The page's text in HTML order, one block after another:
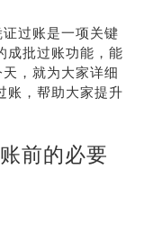
过账是一项关键
成批过账功能，能
，就为大家详细
账，帮助大家提升
前的必要